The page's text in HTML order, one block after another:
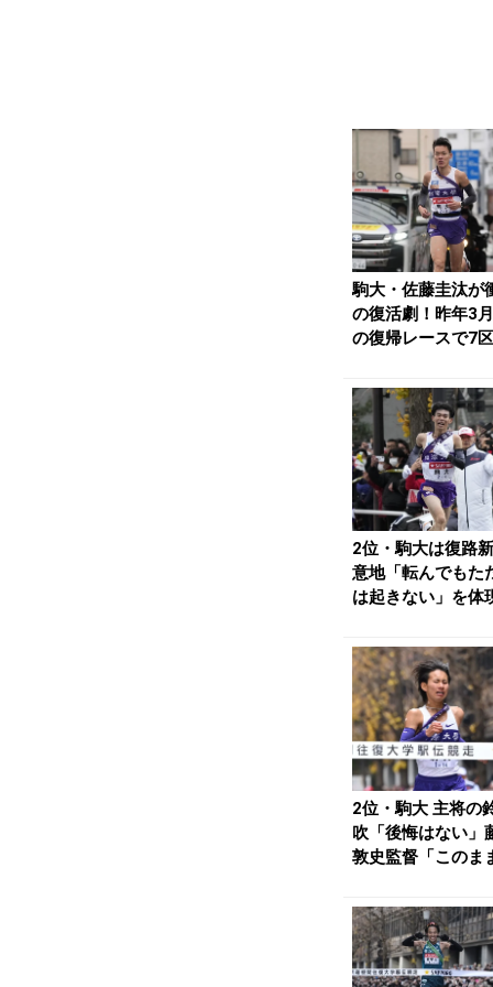
駒大・佐藤圭汰が
の復活劇！昨年3
の復帰レースで7
2位・駒大は復路
意地「転んでもた
は起きない」を体
2位・駒大 主将の
吹「後悔はない」
敦史監督「このま